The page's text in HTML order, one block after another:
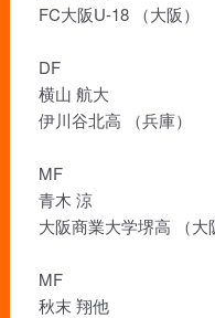
FC大阪U-18 （大阪）
DF
横山 航大
伊川谷北高 （兵庫）
MF
青木 涼
大阪商業大学堺高 （大
MF
秋末 翔他